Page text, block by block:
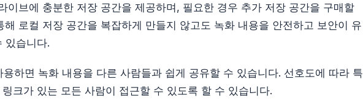
이브에 충분한 저장 공간을 제공하며, 필요한 경우 추가 저장 공간을 구매할
해 로컬 저장 공간을 복잡하게 만들지 않고도 녹화 내용을 안전하고 보안이 유
있습니다.
하면 녹화 내용을 다른 사람들과 쉽게 공유할 수 있습니다. 선호도에 따라 특
크가 있는 모든 사람이 접근할 수 있도록 할 수 있습니다.